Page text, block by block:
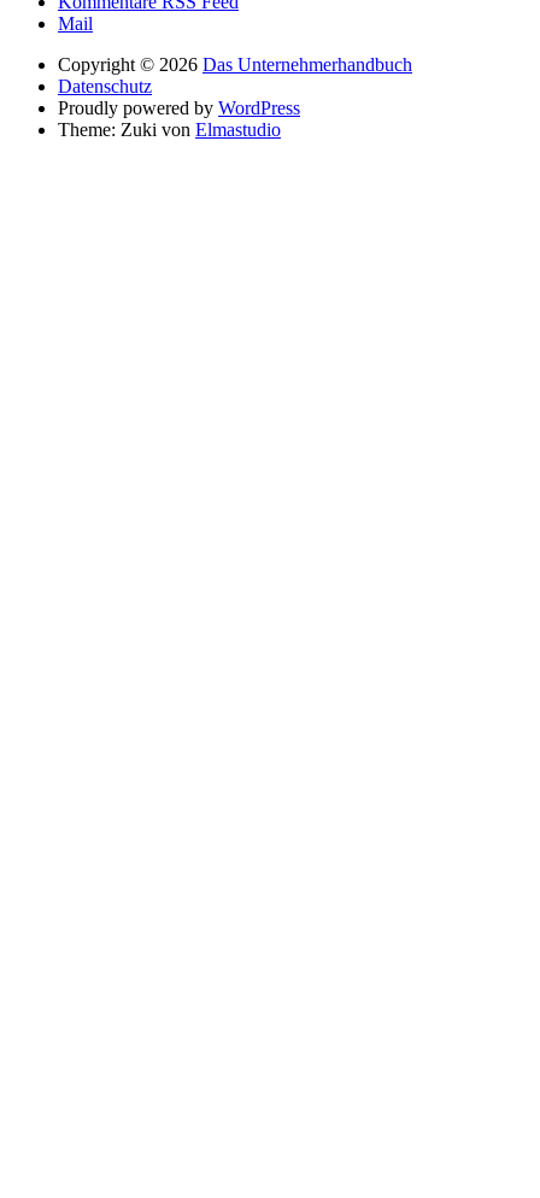
Mail
Copyright © 2026 Das Unternehmerhandbuch
Datenschutz
Proudly powered by WordPress
Theme: Zuki von Elmastudio